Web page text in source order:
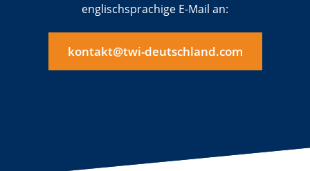
englischsprachige E-Mail an:
kontakt@twi-deutschland.com